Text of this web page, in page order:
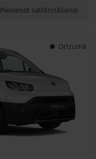
Pievienot salīdzināšanai
Drīzumā